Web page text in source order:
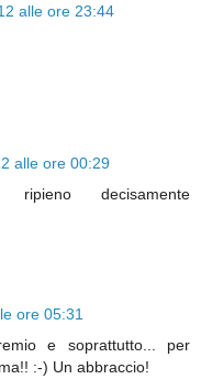
alle ore 23:44
alle ore 00:29
ripieno decisamente
ore 05:31
e soprattutto... per
:-) Un abbraccio!